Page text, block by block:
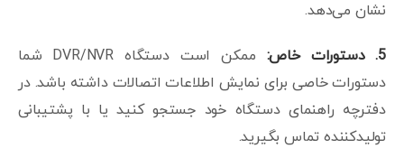
نشان می‌دهد.
5. دستورات خاص:
ممکن است دستگاه DVR/NVR شما
دستورات خاصی برای نمایش اطلاعات اتصالات داشته باشد. در
دفترچه راهنمای دستگاه خود جستجو کنید یا با پشتیبانی
تولیدکننده تماس بگیرید.